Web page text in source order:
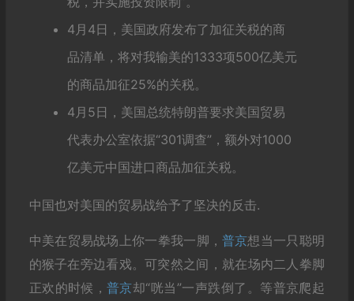
4月4日，美国政府发布了加征关税的商
品清单，将对我输美的1333项500亿美元
的商品加征25%的关税。
4月5日，美国总统特朗普要求美国贸易
代表办公室依据“301调查”，额外对1000
亿美元中国进口商品加征关税。
中国也对美国的贸易战给予了坚决的反击.
中美在贸易战场上你一拳我一脚，普京想当一只聪明
的猴子在旁边看戏。可突然之间，就在场内二人拳脚
正欢的时候，普京却“咣当”一声跌倒了。等普京爬起